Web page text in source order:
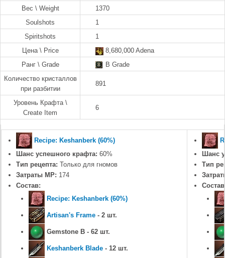
Вес \ Weight
1370
Soulshots
1
Spiritshots
1
Цена \ Price
8,680,000 Adena
Ранг \ Grade
B Grade
Количество кристаллов
при разбитии
891
Уровень Крафта \
Create Item
6
Recipe: Keshanberk (60%)
Шанс успешного крафта: 60%
Тип рецепта: Только для гномов
Затраты MP: 174
Состав:
Recipe: Keshanberk (60%)
Artisan's Frame - 2 шт.
Gemstone B - 62 шт.
Keshanberk Blade - 12 шт.
Шанс
Тип